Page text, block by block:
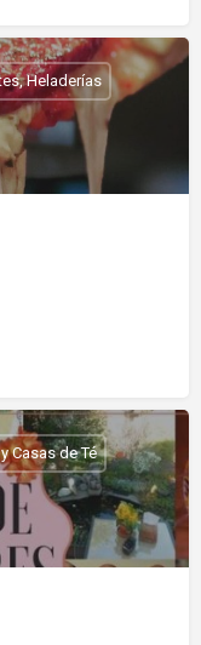
Heladerías
Casas de Té